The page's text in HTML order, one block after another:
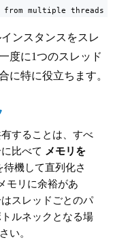
multiple threads
ンスタンスをスレ
度に1つのスレッド
に特に役立ちます。
することは、すべ
比べて メモリを
機して直列化さ
モリに余裕があ
スレッドごとのパ
ルネックとなる場
い。